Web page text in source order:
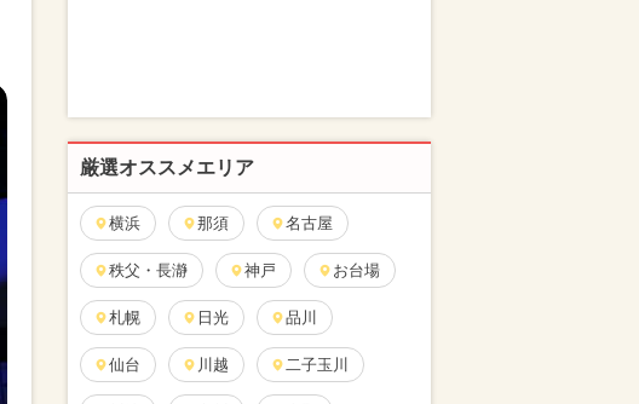
厳選オススメエリア
横浜 那須 名古屋
秩父・長瀞 神戸 お台場
札幌 日光 品川
仙台 川越 二子玉川